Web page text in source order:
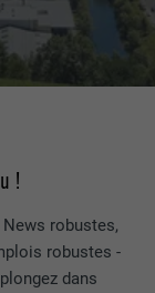
!
robustes,
robustes -
dans